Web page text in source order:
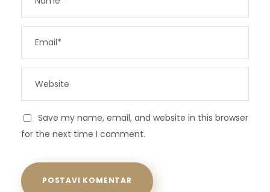
Save my name, email, and website in this browser
for the next time I comment.